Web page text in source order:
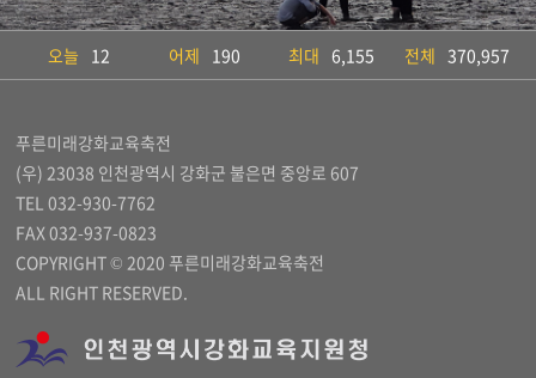
오늘 12 어제 190 최대 6,155 전체 370,957
푸른미래강화교육축전
(우) 23038 인천광역시 강화군 불은면 중앙로 607
TEL 032-930-7762
FAX 032-937-0823
COPYRIGHT © 2020 푸른미래강화교육축전
ALL RIGHT RESERVED.